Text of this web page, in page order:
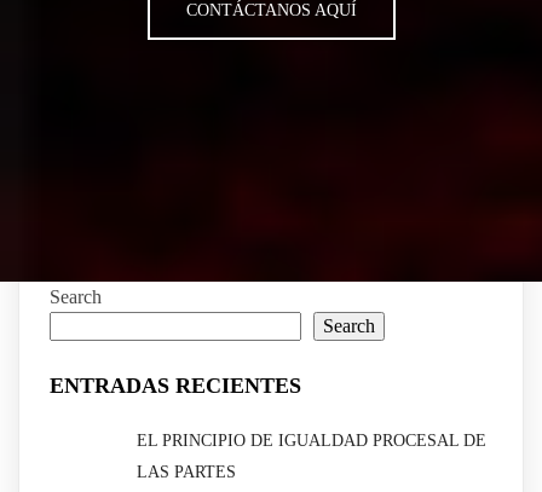
CONTÁCTANOS AQUÍ
Search
Search
ENTRADAS RECIENTES
EL PRINCIPIO DE IGUALDAD PROCESAL DE
LAS PARTES